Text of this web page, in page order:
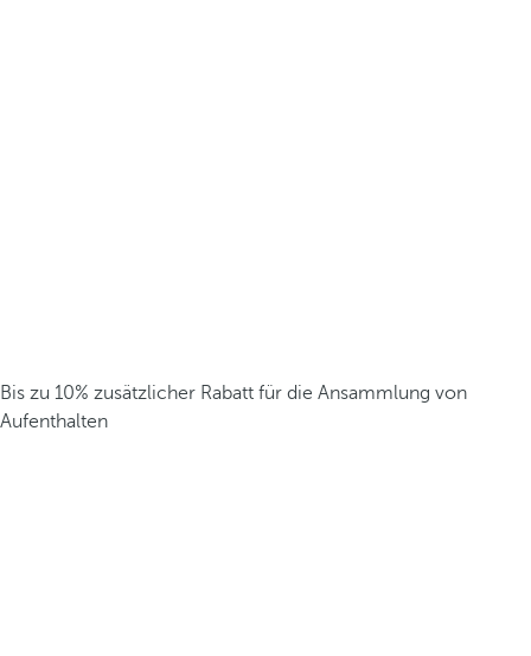
Bis zu 10% zusätzlicher Rabatt für die Ansammlung von
Aufenthalten